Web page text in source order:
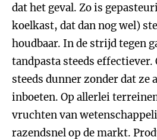
dat het geval. Zo is
koelkast, dat dan nog wel)
houdbaar. In de strijd tegen
tandpasta steeds effectiever.
steeds dunner zonder dat ze
inboeten. Op allerlei
vruchten van
razendsnel op de markt.